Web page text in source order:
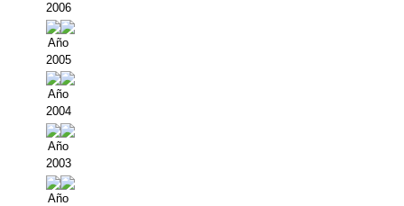
2006
Año
2005
Año
2004
Año
2003
Año